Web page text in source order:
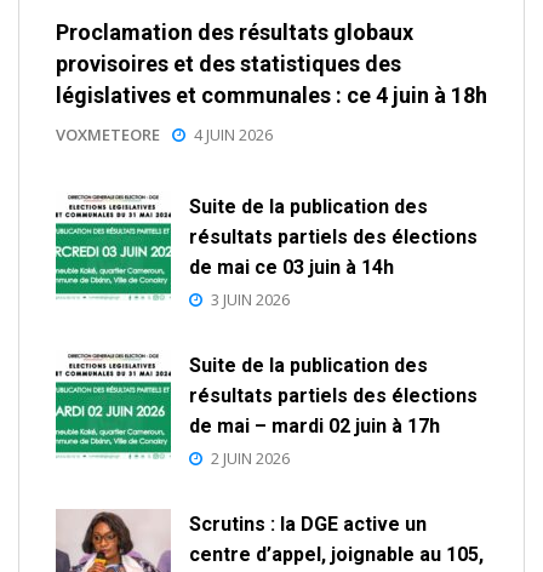
Proclamation des résultats globaux
provisoires et des statistiques des
législatives et communales : ce 4 juin à 18h
VOXMETEORE 4 JUIN 2026
Suite de la publication des
résultats partiels des élections
de mai ce 03 juin à 14h
3 JUIN 2026
Suite de la publication des
résultats partiels des élections
de mai – mardi 02 juin à 17h
2 JUIN 2026
Scrutins : la DGE active un
centre d’appel, joignable au 105,